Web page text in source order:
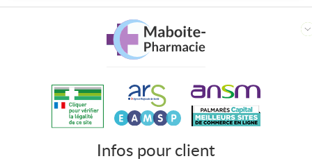
Infos pour client